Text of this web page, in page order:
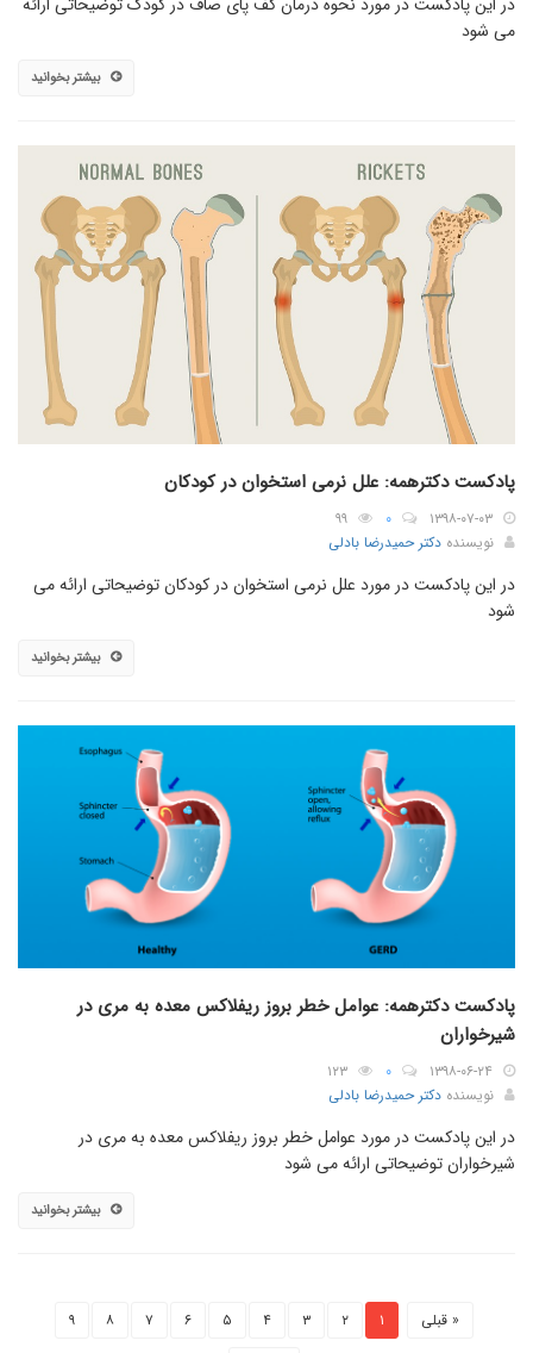
می شود
بیشتر بخوانید
پادکست دکترهمه: علل نرمی استخوان در کودکان
۱۳۹۸-۰۷-۰۳ ۰
۹۹
نویسنده دکتر حمیدرضا بادلی
در این پادکست در مورد علل نرمی استخوان در کودکان توضیحاتی ارائه می
شود
بیشتر بخوانید
پادکست دکترهمه: عوامل خطر بروز ریفلاکس معده به مری در
شیرخواران
۱۳۹۸-۰۶-۲۴ ۰
۱۲۳
نویسنده دکتر حمیدرضا بادلی
در این پادکست در مورد عوامل خطر بروز ریفلاکس معده به مری در
شیرخواران توضیحاتی ارائه می شود
بیشتر بخوانید
« قبلی ۱ ۲ ۳ ۴ ۵ ۶ ۷ ۸
۹